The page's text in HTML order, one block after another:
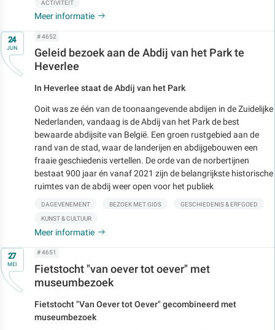
ACTIVITEIT
Meer informatie
Op24
JUN
# 4652
Geleid bezoek aan de Abdij van het Park te
Heverlee
In Heverlee staat de Abdij van het Park
Ooit was ze één van de toonaangevende abdijen in de Zuidelijke
Nederlanden, vandaag is de Abdij van het Park de best
bewaarde abdijsite van België. Een groen rustgebied aan de
rand van de stad, waar de landerijen en abdijgebouwen een
fraaie geschiedenis vertellen. De orde van de norbertijnen
bestaat 900 jaar én vanaf 2021 zijn de belangrijkste historische
ruimtes van de abdij weer open voor het publiek
DAGEVENEMENT BEZOEK MET GIDS GESCHIEDENIS & ERFGOED
KUNST & CULTUUR
Meer informatie
Op27
MEI
# 4651
Fietstocht "van oever tot oever" met
museumbezoek
Fietstocht "Van Oever tot Oever" gecombineerd met
museumbezoek